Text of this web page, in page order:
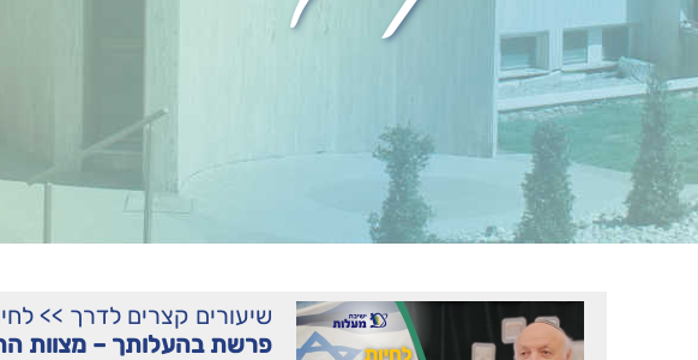
שיעורים קצרים לדרך >>
פרשת בהעלותך – מצוות